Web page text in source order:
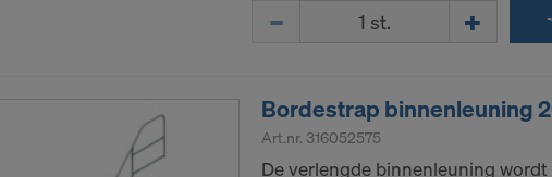
Bordestrap binnenleuning
Art.nr. 316052575
De verlengde binnenleuning
bestaat het risico bij een overdracht van
rechten tegenover deze actie van de Amerikaanse
die wij naar de VS doorsturen, zijn met name IP-adressen